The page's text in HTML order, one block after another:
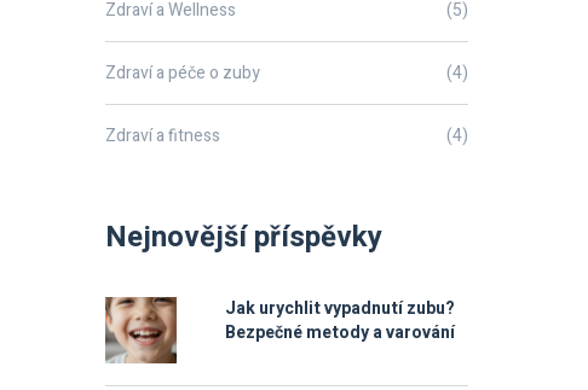
Zdraví a Wellness (5)
Zdraví a péče o zuby (4)
Zdraví a fitness (4)
Nejnovější příspěvky
Jak urychlit vypadnutí zubu?
Bezpečné metody a varování